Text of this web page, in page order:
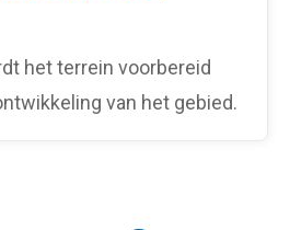
het terrein voorbereid
van het gebied.